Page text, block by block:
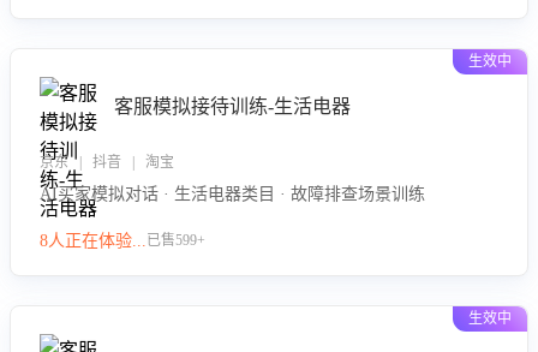
生效中
客服模拟接待训练-生活电器
京东 | 抖音 | 淘宝
AI买家模拟对话 · 生活电器类目 · 故障排查场景训练
8人正在体验...已售599+
生效中